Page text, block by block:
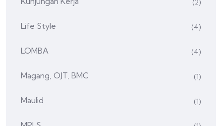
(2)
Life Style (4)
LOMBA (4)
Magang, OJT, BMC (1)
Maulid (1)